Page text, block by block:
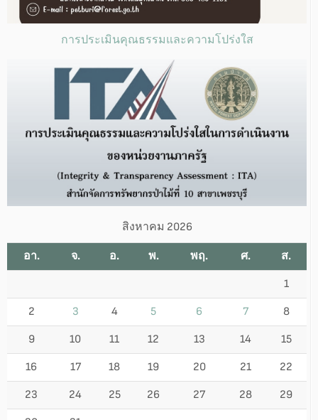
การประเมินคุณธรรมและความโปร่งใส
สิงหาคม 2026
อา. จ. อ. พ. พฤ. ศ. ส.
1
2 3 4 5 6 7 8
9 10 11 12 13 14 15
16 17 18 19 20 21 22
23 24 25 26 27 28 29